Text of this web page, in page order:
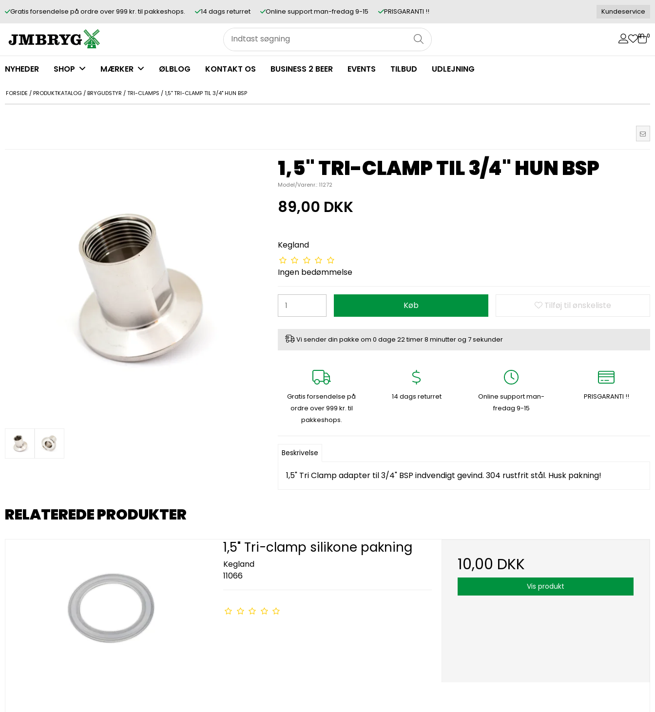
Gratis forsendelse på ordre over 999 kr. til pakkeshops. 14 dags returret Online support man-fredag 9-15 PRISGARANTI !! Kundeservice
0 0
NYHEDER SHOP MÆRKER ØLBLOG KONTAKT OS BUSINESS 2 BEER EVENTS TILBUD UDLEJNING
FORSIDE / PRODUKTKATALOG /BRYGUDSTYR /TRI-CLAMPS /1,5" TRI-CLAMP TIL 3/4" HUN BSP
1,5" TRI-CLAMP TIL 3/4" HUN BSP
Model/Varenr.: 11272
89,00 DKK
Kegland
Ingen bedømmelse
Køb Tilføj til ønskeliste
Vi sender din pakke om 0 dage 22 timer8 minutterog 6 sekunder
Gratis forsendelse på
ordre over 999 kr. til
pakkeshops.
14 dags returret
Online support man-
fredag 9-15
PRISGARANTI !!
Beskrivelse
1,5" Tri Clamp adapter til 3/4" BSP indvendigt gevind. 304 rustfrit stål. Husk pakning!
RELATEREDE PRODUKTER
1,5" Tri-clamp silikone pakning
Kegland
11066
10,00 DKK
Vis produkt